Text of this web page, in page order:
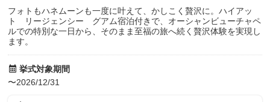
フォトもハネムーンも一度に叶えて、かしこく贅沢に。ハイアッ
ト リージェンシー グアム宿泊付きで、オーシャンビューチャペ
ルでの特別な一日から、そのまま至福の旅へ続く贅沢体験を実現し
ます。
挙式対象期間
〜2026/12/31